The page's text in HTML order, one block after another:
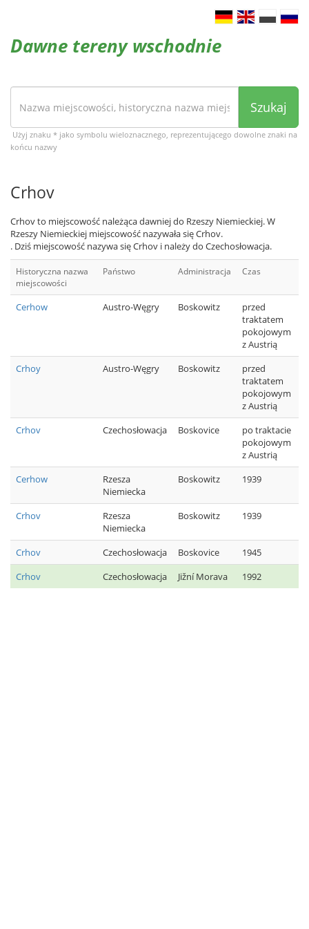
Dawne tereny wschodnie
Szukaj
Użyj znaku * jako symbolu wieloznacznego, reprezentującego dowolne znaki na
końcu nazwy
Crhov
Crhov to miejscowość należąca dawniej do Rzeszy Niemieckiej. W
Rzeszy Niemieckiej miejscowość nazywała się Crhov.
. Dziś miejscowość nazywa się Crhov i należy do Czechosłowacja.
Historyczna nazwa
miejscowości
Państwo Administracja Czas
Cerhow Austro-Węgry Boskowitz
przed
traktatem
pokojowym
z Austrią
Crhoy
Austro-Węgry Boskowitz
przed
traktatem
pokojowym
z Austrią
Crhov
Czechosłowacja Boskovice
po traktacie
pokojowym
z Austrią
Cerhow
Rzesza
Niemiecka
Boskowitz 1939
Crhov
Rzesza
Niemiecka
Boskowitz 1939
Crhov Czechosłowacja Boskovice
1945
Crhov
Czechosłowacja Jižní Morava 1992